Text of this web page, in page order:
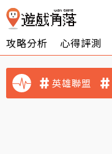
攻略分析 心得評測
英雄聯盟